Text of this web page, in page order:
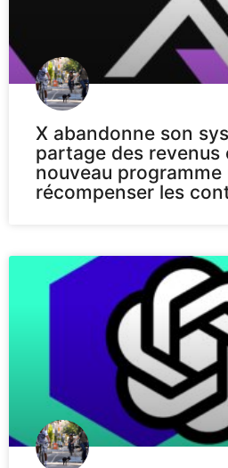
X abandonne son
partage des revenus
nouveau programme
récompenser les